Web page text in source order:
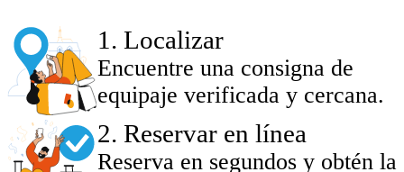
1 . Localizar
Encuentre una consigna de
equipaje verificada y cercana.
2. Reservar en línea
Reserva en segundos y obtén la